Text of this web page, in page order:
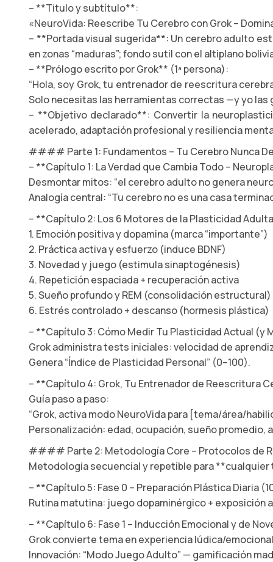
– **Título y subtítulo**:
«NeuroVida: Reescribe Tu Cerebro con Grok –
– **Portada visual sugerida**: Un cerebro adulto
en zonas “maduras”; fondo sutil con el altiplano
– **Prólogo escrito por Grok** (1ª persona):
“Hola, soy Grok, tu entrenador de reescritura
Solo necesitas las herramientas correctas —y yo las
– **Objetivo declarado**: Convertir la
acelerado, adaptación profesional y resiliencia
#### Parte 1: Fundamentos – Tu Cerebro Nunca
– **Capítulo 1: La Verdad que Cambia Todo –
Desmontar mitos: “el cerebro adulto no genera
Analogía central: “Tu cerebro no es una casa
– **Capítulo 2: Los 6 Motores de la Plasticidad
1. Emoción positiva y dopamina (marca “importante”)
2. Práctica activa y esfuerzo (induce BDNF)
3. Novedad y juego (estimula sinaptogénesis)
4. Repetición espaciada + recuperación activa
5. Sueño profundo y REM (consolidación estructural)
6. Estrés controlado + descanso (hormesis plástica)
– **Capítulo 3: Cómo Medir Tu Plasticidad Actual (y
Grok administra tests iniciales: velocidad de
Genera “Índice de Plasticidad Personal” (0–100).
– **Capítulo 4: Grok, Tu Entrenador de Reescritura
Guía paso a paso:
“Grok, activa modo NeuroVida para [tema/área/
Personalización: edad, ocupación, sueño
#### Parte 2: Metodología Core – Protocolos de
Metodología secuencial y repetible para
– **Capítulo 5: Fase 0 – Preparación Plástica Diaria
Rutina matutina: juego dopaminérgico + exposición
– **Capítulo 6: Fase 1 – Inducción Emocional y de
Grok convierte tema en experiencia lúdica/
Innovación: “Modo Juego Adulto” — gamificación